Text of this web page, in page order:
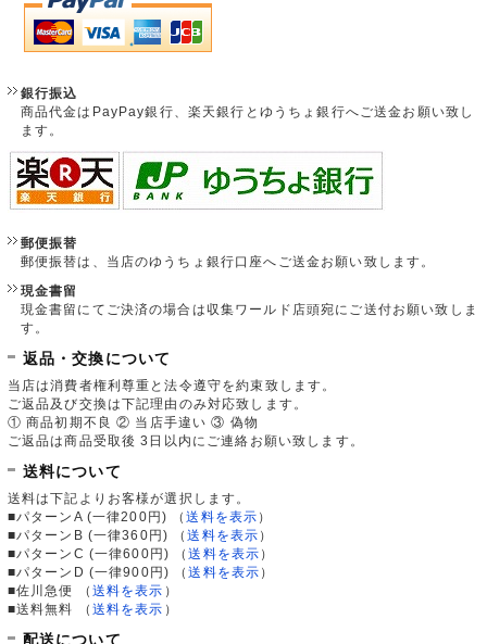
銀行振込
商品代金はPayPay銀行、楽天銀行とゆうちょ銀行へご送金お願い致し
ます。
郵便振替
郵便振替は、当店のゆうちょ銀行口座へご送金お願い致します。
現金書留
現金書留にてご決済の場合は収集ワールド店頭宛にご送付お願い致しま
す。
返品・交換について
当店は消費者権利尊重と法令遵守を約束致します。
ご返品及び交換は下記理由のみ対応致します。
① 商品初期不良 ② 当店手違い ③ 偽物
ご返品は商品受取後 3日以内にご連絡お願い致します。
送料について
送料は下記よりお客様が選択します。
■パターンA (一律200円)
（送料を表示 ）
■パターンB (一律360円)
（送料を表示 ）
■パターンC (一律600円)
（送料を表示 ）
■パターンD (一律900円)
（送料を表示 ）
■佐川急便
（ 送料を表示 ）
■送料無料
（ 送料を表示 ）
配送について